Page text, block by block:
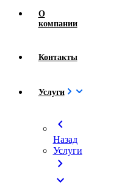
О
компании
Контакты
Услуги
chevron_left
Назад
Услуги
chevron_right
expand_more